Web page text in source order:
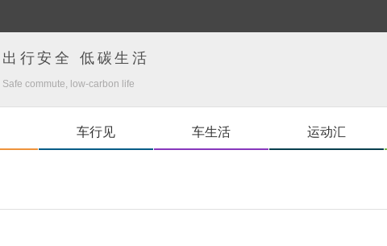
出行安全 低碳生活
Safe commute, low-carbon life
车行见 车生活 运动汇